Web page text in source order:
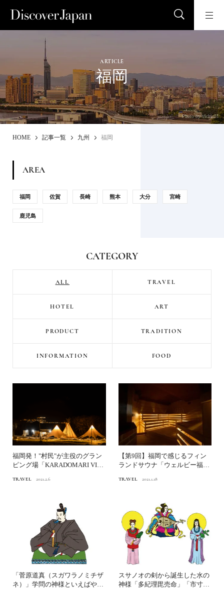
ARTICLE
福岡
Photo by vichie81
HOME 記事一覧 九州 福岡
AREA
福岡 佐賀 長崎 熊本 大分 宮崎
鹿児島
CATEGORY
ALL TRAVEL
HOTEL ART
PRODUCT TRADITION
INFORMATION FOOD
福岡発！"村民"が主役のグラン
ピング場「KARADOMARI VILL
TRAVEL 2021.2.6
【第9回】福岡で感じるフィン
ランドサウナ「ウェルビー福
TRAVEL 2021.1.18
「菅原道真（スガワラノミチザ
ネ）」学問の神様といえばやは
スサノオの剣から誕生した水の
神様「多紀理毘売命」「市寸島